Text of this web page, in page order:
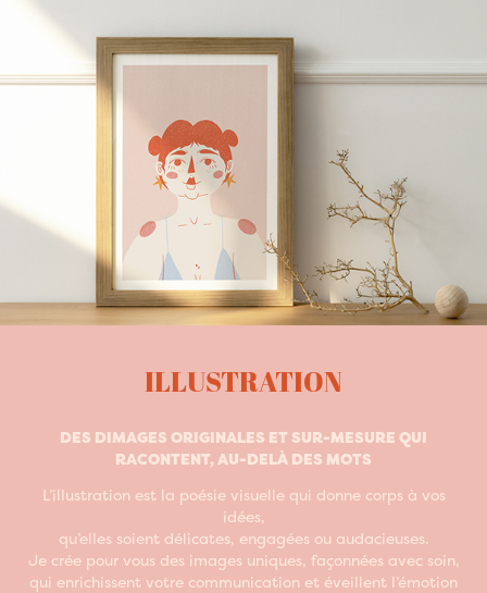
ILLUSTRATION
DES DIMAGES ORIGINALES ET SUR-MESURE QUI
RACONTENT, AU-DELÀ DES MOTS
L’illustration est la poésie visuelle qui donne corps à vos
idées,
qu’elles soient délicates, engagées ou audacieuses.
Je crée pour vous des images uniques, façonnées avec soin,
qui enrichissent votre communication et éveillent l’émotion